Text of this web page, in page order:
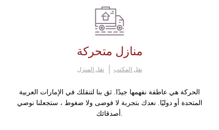
منازل متحركة
نقل المنزل نقل المكتب
الحركة هي عاطفة نفهمها جيدًا. ثق بنا لتنقلك في الإمارات العربية
المتحدة أو دوليًا. نعدك بتجربة لا فوضى ولا ضغوط ، ستجعلنا نوصي